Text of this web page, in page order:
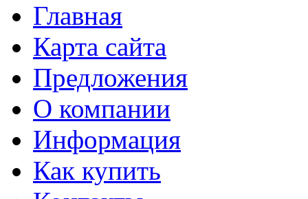
Главная
Карта сайта
Предложения
О компании
Информация
Как купить